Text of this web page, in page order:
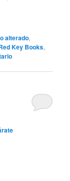
alterado,
Key Books,